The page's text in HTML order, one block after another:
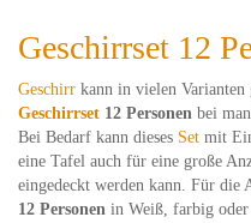
Geschirrset 12
Geschirr kann in vielen
Geschirrset 12 Personen bei
Bei Bedarf kann dieses Set mit
eine Tafel auch für eine große
eingedeckt werden kann. Für die
12 Personen in Weiß, farbig